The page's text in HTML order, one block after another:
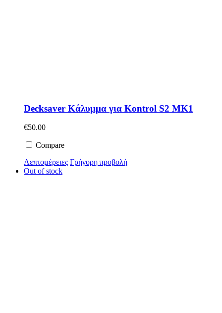
Decksaver Κάλυμμα για Kontrol S2 MK1
€50.00
Compare
Λεπτομέρειες Γρήγορη προβολή
Out of stock